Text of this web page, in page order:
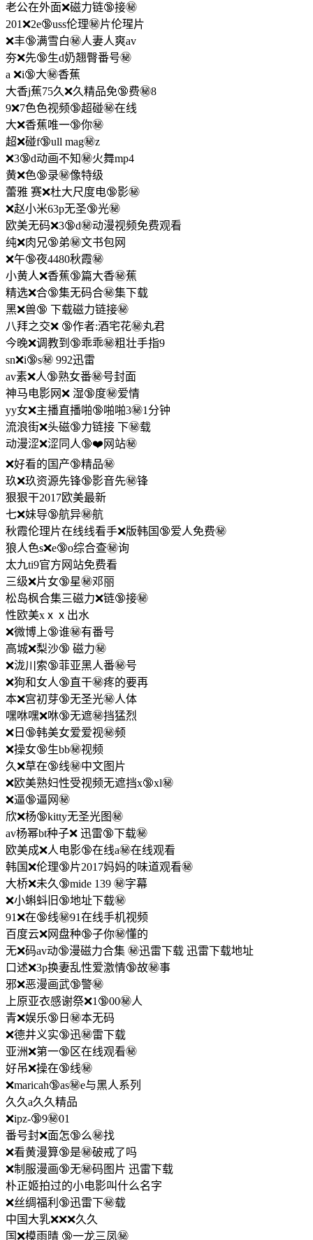
老公在外面❌磁力链🔞接㊙️
201❌2e🔞uss伦理㊙️片伦瑆片
❌丰🔞满雪白㊙️人妻人爽av
夯❌先🔞生d奶翘臀番号㊙️
a ❌i🔞大㊙️香蕉
大香j蕉75久❌久精品免🔞费㊙️8
9❌7色色视频🔞超碰㊙️在线
大❌香蕉唯一🔞你㊙️
超❌碰f🔞ull mag㊙️z
❌3🔞d动画不知㊙️火舞mp4
黄❌色🔞录㊙️像特级
蕾雅 赛❌杜大尺度电🔞影㊙️
❌赵小米63p无圣🔞光㊙️
欧美无码❌3🔞d㊙️动漫视频免费观看
纯❌肉兄🔞弟㊙️文书包网
❌午🔞夜4480秋霞㊙️
小黄人❌香蕉🔞篇大香㊙️蕉
精选❌合🔞集无码合㊙️集下载
黑❌兽🔞 下载磁力链接㊙️
八拜之交❌ 🔞作者:酒宅花㊙️丸君
今晚❌调教到🔞乖乖㊙️粗壮手指9
sn❌i🔞s㊙️ 992迅雷
av素❌人🔞熟女番㊙️号封面
神马电影网❌ 湿🔞度㊙️爱情
yy女❌主播直播啪🔞啪啪3㊙️1分钟
流浪街❌头磁🔞力链接 下㊙️载
动漫涩❌涩同人🔞❤️网站㊙️
❌好看的国产🔞精品㊙️
玖❌玖资源先锋🔞影音先㊙️锋
狠狠干2017欧美最新
七❌妹导🔞航异㊙️航
秋霞伦理片在线线看手❌版韩国🔞爱人免费㊙️
狼人色s❌e🔞o综合查㊙️询
太九ti9官方网站免费看
三级❌片女🔞星㊙️邓丽
松岛枫合集三磁力❌链🔞接㊙️
性欧美xⅹⅹ出水
❌微博上🔞谁㊙️有番号
高城❌梨沙🔞 磁力㊙️
❌泷川索🔞菲亚黑人番㊙️号
❌狗和女人🔞直干㊙️疼的要再
本❌宫初芽🔞无圣光㊙️人体
嘿咻嘿❌咻🔞无遮㊙️挡猛烈
❌日🔞韩美女爱爱视㊙️频
❌操女🔞生bb㊙️视频
久❌草在🔞线㊙️中文图片
❌欧美熟妇性受视频无遮挡x🔞xl㊙️
❌逼🔞逼网㊙️
欣❌杨🔞kitty无圣光图㊙️
av杨幂bt种子❌ 迅雷🔞下载㊙️
欧美成❌人电影🔞在线a㊙️在线观看
韩国❌伦理🔞片2017妈妈的味道观看㊙️
大桥❌未久🔞mide 139 ㊙️字幕
❌小蝌蚪旧🔞地址下载㊙️
91❌在🔞线㊙️91在线手机视频
百度云❌网盘种🔞子你㊙️懂的
无❌码av动🔞漫磁力合集 ㊙️迅雷下载 迅雷下载地址
口述❌3p换妻乱性爱激情🔞故㊙️事
邪❌恶漫画武🔞警㊙️
上原亚衣感谢祭❌1🔞00㊙️人
青❌娱乐🔞日㊙️本无码
❌德井义实🔞迅㊙️雷下载
亚洲❌第一🔞区在线观看㊙️
好吊❌操在🔞线㊙️
❌maricah🔞as㊙️e与黑人系列
久久a久久精品
❌ipz-🔞9㊙️01
番号封❌面怎🔞么㊙️找
❌看黄漫算🔞是㊙️破戒了吗
❌制服漫画🔞无㊙️码图片 迅雷下载
朴正姬拍过的小电影叫什么名字
❌丝绸福利🔞迅雷下㊙️载
中国大乳❌❌❌久久
国❌模雨晴 🔞一龙三凤㊙️